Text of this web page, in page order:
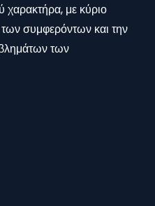
με κύριο
συμφερόντων και την
των